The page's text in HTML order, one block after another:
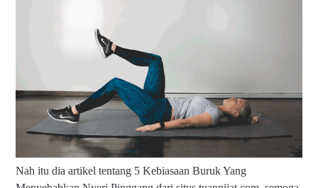
Nah itu dia artikel tentang 5 Kebiasaan Buruk Yang